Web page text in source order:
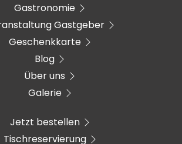
Gastronomie
Gastgeber
Geschenkkarte
Blog
Über uns
Galerie
Jetzt bestellen
Tischreservierung